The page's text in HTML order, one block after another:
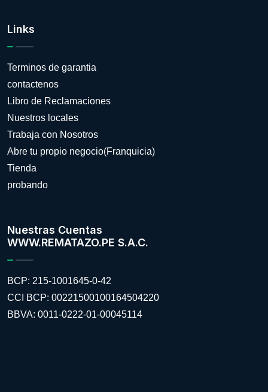
Links
Terminos de garantia
contactenos
Libro de Reclamaciones
Nuestros locales
Trabaja con Nosotros
Abre tu propio negocio(Franquicia)
Tienda
probando
Nuestras Cuentas
WWW.REMATAZO.PE S.A.C.
BCP: 215-1001645-0-42
CCI BCP: 00221500100164504220
BBVA: 0011-0222-01-00045114